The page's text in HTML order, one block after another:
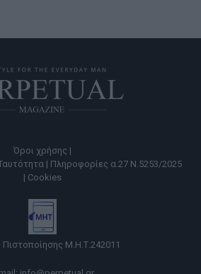
Όροι χρήσης |
| Πληροφορίες α.27 Ν.5253/2025
| Cookies
Πιστοποίησης Μ.Η.Τ.242011